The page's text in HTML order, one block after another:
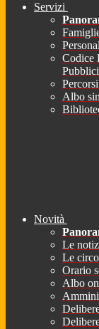
Servizi
Codice
Pubblici
Albo
Novità
Le
Le
Orario
Albo